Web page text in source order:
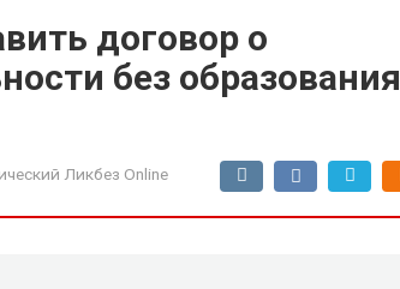
договор о
без образования
Ликбез Online